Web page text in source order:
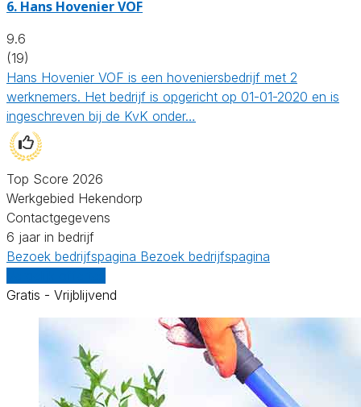
6. Hans Hovenier VOF
9.6
(19)
Hans Hovenier VOF is een hoveniersbedrijf met 2
werknemers. Het bedrijf is opgericht op 01-01-2020 en is
ingeschreven bij de KvK onder…
Top Score 2026
Werkgebied Hekendorp
Contactgegevens
6 jaar in bedrijf
Bezoek bedrijfspagina Bezoek bedrijfspagina
Gratis - Vrijblijvend